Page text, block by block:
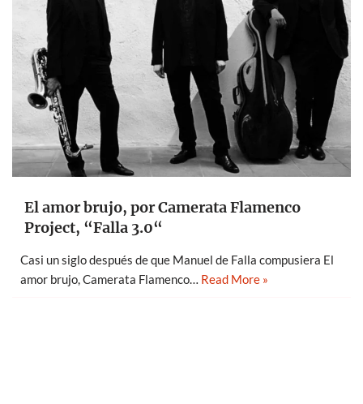
El amor brujo, por Camerata Flamenco
Project, “Falla 3.0“
Casi un siglo después de que Manuel de Falla compusiera El
amor brujo, Camerata Flamenco… Read More »